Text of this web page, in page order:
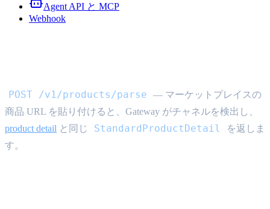
Agent API と MCP
Webhook
POST /v1/products/parse
— マーケットプレイスの
商品 URL を貼り付けると、Gateway がチャネルを検出し、
product detail と同じ StandardProductDetail
を返しま
す。